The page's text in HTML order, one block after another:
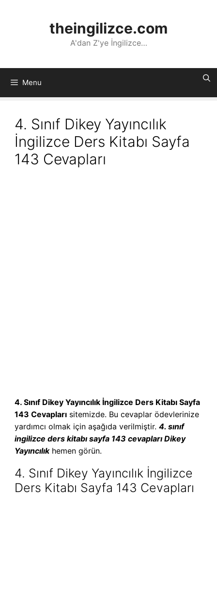
theingilizce.com
A'dan Z'ye İngilizce…
Menu
4. Sınıf Dikey Yayıncılık
İngilizce Ders Kitabı Sayfa
143 Cevapları
4. Sınıf Dikey Yayıncılık İngilizce Ders Kitabı Sayfa
143 Cevapları sitemizde. Bu cevaplar ödevlerinize
yardımcı olmak için aşağıda verilmiştir. 4. sınıf
ingilizce ders kitabı sayfa 143 cevapları Dikey
Yayıncılıkhemen görün.
4. Sınıf Dikey Yayıncılık İngilizce
Ders Kitabı Sayfa 143 Cevapları